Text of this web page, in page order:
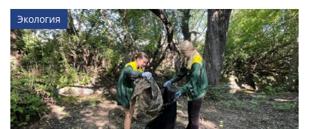
Экология